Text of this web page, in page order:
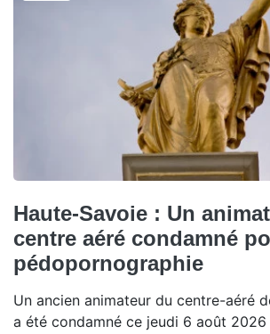
Haute-Savoie : Un
centre aéré condamné
pédopornographie
Un ancien animateur du centre-aéré
a été condamné ce jeudi 6 août